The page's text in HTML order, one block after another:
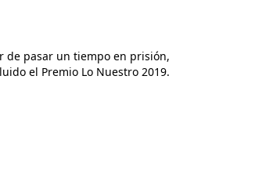
de pasar un tiempo en prisión,
el Premio Lo Nuestro 2019.